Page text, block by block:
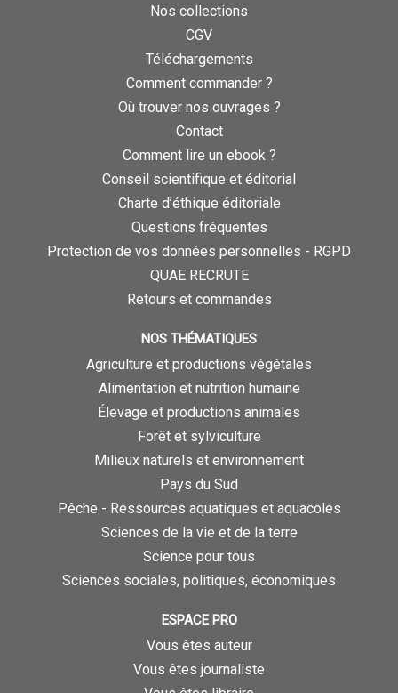
Nos collections
CGV
Téléchargements
Comment commander ?
Où trouver nos ouvrages ?
Contact
Comment lire un ebook ?
Conseil scientifique et éditorial
Charte d’éthique éditoriale
Questions fréquentes
Protection de vos données personnelles - RGPD
QUAE RECRUTE
Retours et commandes
NOS THÉMATIQUES
Agriculture et productions végétales
Alimentation et nutrition humaine
Élevage et productions animales
Forêt et sylviculture
Milieux naturels et environnement
Pays du Sud
Pêche - Ressources aquatiques et aquacoles
Sciences de la vie et de la terre
Science pour tous
Sciences sociales, politiques, économiques
ESPACE PRO
Vous êtes auteur
Vous êtes journaliste